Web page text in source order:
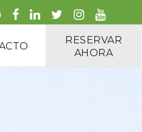
RESERVAR
AHORA